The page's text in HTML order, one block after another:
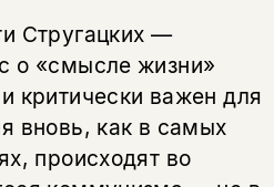
Стругацких —
о «смысле жизни»
критически важен для
вновь, как в самых
происходят во